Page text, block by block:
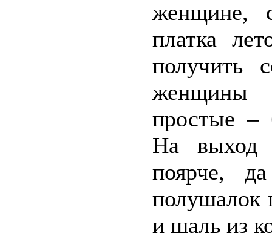
женщине,
платка
получить
женщины
простые –
На выход
поярче,
полушалок
и шаль из